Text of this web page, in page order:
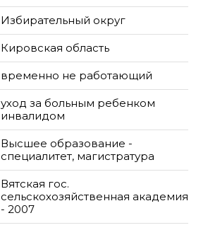
Избирательный округ
Кировская область
временно не работающий
уход за больным ребенком
инвалидом
Высшее образование -
специалитет, магистратура
Вятская гос.
сельскохозяйственная академия
- 2007